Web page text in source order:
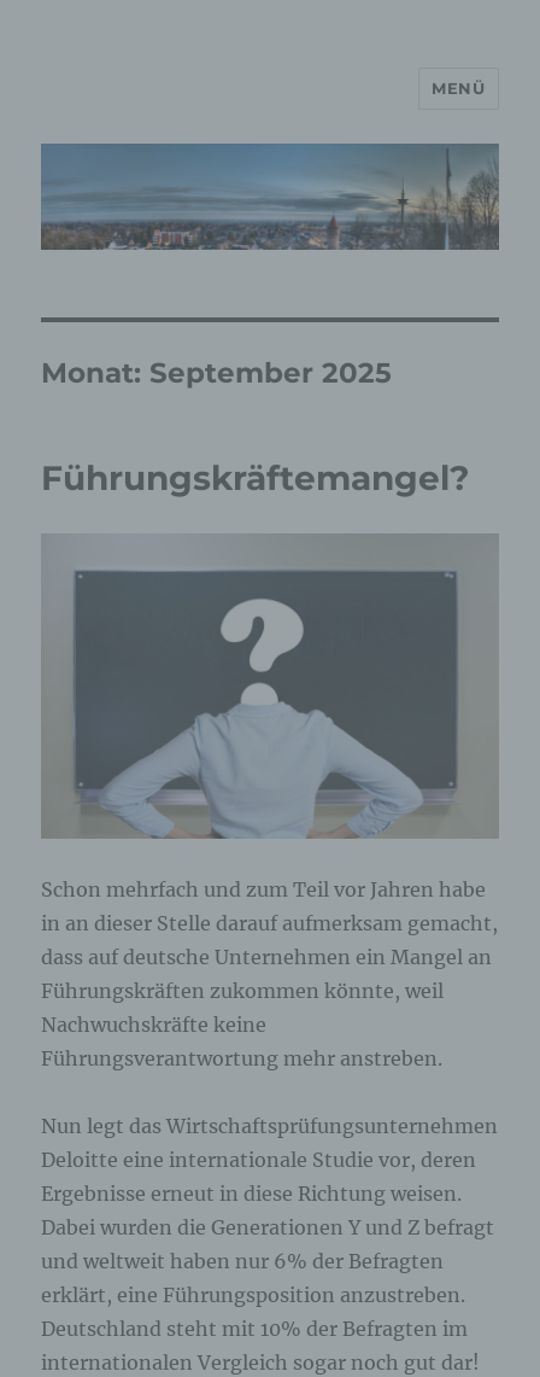
MP Mario Porten Beratung
Training Coaching
MENÜ
Monat: September 2025
Führungskräftemangel?
Schon mehrfach und zum Teil vor Jahren habe
in an dieser Stelle darauf aufmerksam gemacht,
dass auf deutsche Unternehmen ein Mangel an
Führungskräften zukommen könnte, weil
Nachwuchskräfte keine
Führungsverantwortung mehr anstreben.
Nun legt das Wirtschaftsprüfungsunternehmen
Deloitte eine internationale Studie vor, deren
Ergebnisse erneut in diese Richtung weisen.
Dabei wurden die Generationen Y und Z befragt
und weltweit haben nur 6% der Befragten
erklärt, eine Führungsposition anzustreben.
Deutschland steht mit 10% der Befragten im
internationalen Vergleich sogar noch gut dar!